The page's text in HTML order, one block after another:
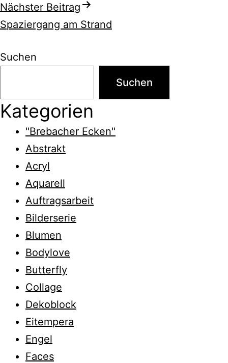
Nächster Beitrag
Spaziergang am Strand
Suchen
Suchen
Kategorien
"Brebacher Ecken"
Abstrakt
Acryl
Aquarell
Auftragsarbeit
Bilderserie
Blumen
Bodylove
Butterfly
Collage
Dekoblock
Eitempera
Engel
Faces